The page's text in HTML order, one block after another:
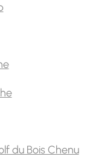
du Bois Chenu